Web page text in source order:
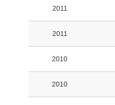
2011
2011
2010
2010